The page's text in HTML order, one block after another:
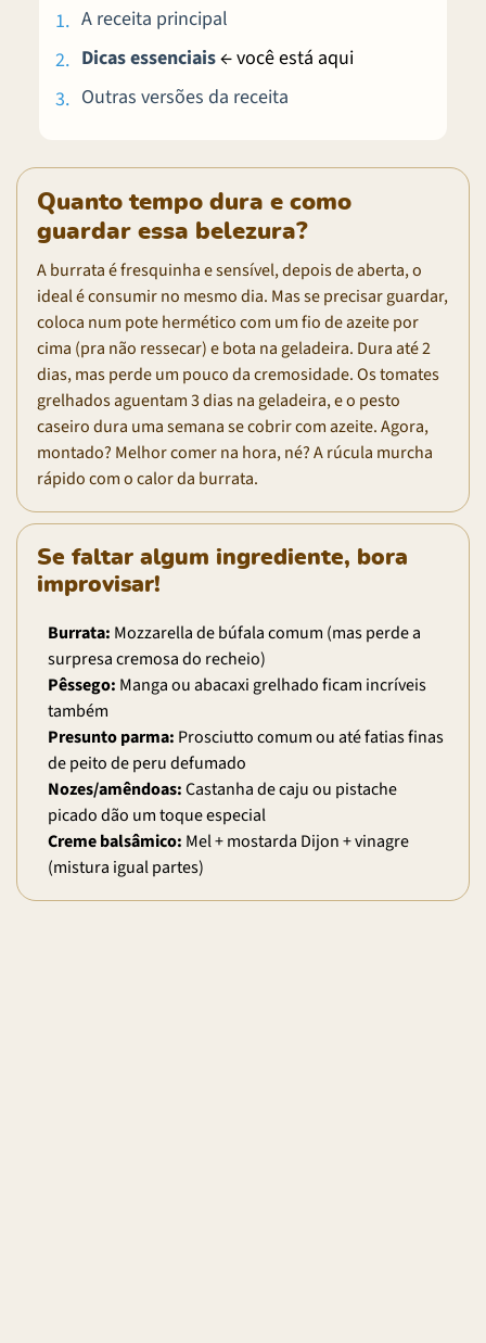
A receita principal
Dicas essenciais← você está aqui
Outras versões da receita
Quanto tempo dura e como
guardar essa belezura?
A burrata é fresquinha e sensível, depois de aberta, o
ideal é consumir no mesmo dia. Mas se precisar guardar,
coloca num pote hermético com um fio de azeite por
cima (pra não ressecar) e bota na geladeira. Dura até 2
dias, mas perde um pouco da cremosidade. Os tomates
grelhados aguentam 3 dias na geladeira, e o pesto
caseiro dura uma semana se cobrir com azeite. Agora,
montado? Melhor comer na hora, né? A rúcula murcha
rápido com o calor da burrata.
Se faltar algum ingrediente, bora
improvisar!
Burrata: Mozzarella de búfala comum (mas perde a
surpresa cremosa do recheio)
Pêssego: Manga ou abacaxi grelhado ficam incríveis
também
Presunto parma: Prosciutto comum ou até fatias finas
de peito de peru defumado
Nozes/amêndoas:Castanha de caju ou pistache
picado dão um toque especial
Creme balsâmico: Mel + mostarda Dijon + vinagre
(mistura igual partes)